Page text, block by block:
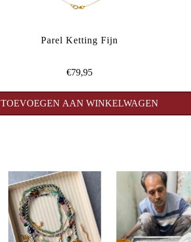
Parel Ketting Fijn
€79,95
TOEVOEGEN AAN WINKELWAGEN